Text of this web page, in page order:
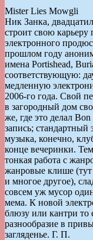
Mister Lies Mowgli
Ник Занка,
строит свою
электронного
прошлом году
имена Portishead,
соответствующую:
медленную
2006-го года. Свой
в загородный дом
же, где это делал
запись; стандартный
музыка, конечно,
конце вечеринки.
тонкая работа с
жанровые клише
и многое другое),
совсем уж мусор
мема. К новой
блюзу или кантри то
разнообразие в
загляденье. Г. П.